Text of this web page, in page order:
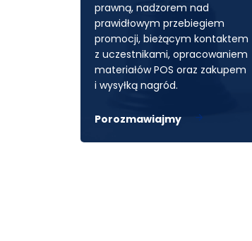
prawną, nadzorem nad
prawidłowym przebiegiem
promocji, bieżącym kontaktem
z uczestnikami, opracowaniem
materiałów POS oraz zakupem
i wysyłką nagród.
Porozmawiajmy